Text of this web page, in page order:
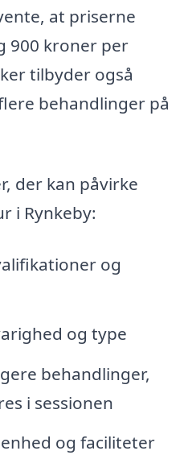
at priserne
900 kroner per
tilbyder også
behandlinger på
der kan påvirke
i Rynkeby:
og
og type
behandlinger,
i sessionen
og faciliteter